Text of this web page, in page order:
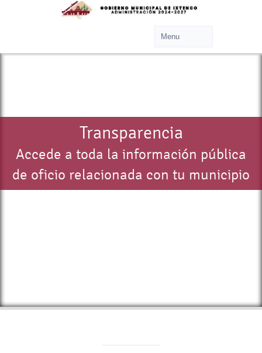
Transparencia
Accede a toda la información pública
de oficio relacionada con tu municipio